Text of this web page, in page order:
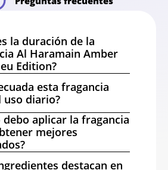
la duración de la
Al Haramain Amber
Edition?
esta fragancia
uso diario?
debo aplicar la fragancia
mejores
destacan en